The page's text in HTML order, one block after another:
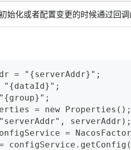
始化或者配置变更的时候通过回调
= "{serverAddr}";
"{dataId}";
= new Properties();
serverAddr);
=